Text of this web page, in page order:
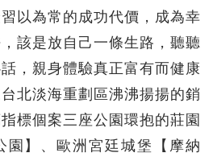
以為常的成功代價，成為幸
該是放自己一條生路，聽聽
，親身體驗真正富有而健康
北淡海重劃區沸沸揚揚的銷
標個案三座公園環抱的莊園
園】、歐洲宮廷城堡【摩納